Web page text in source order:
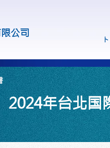
公司
2024年台北国